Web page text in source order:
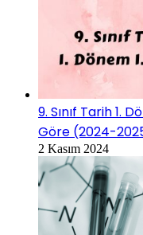
9. Sınıf Tarih 1.
Göre (2024-
2 Kasım 2024